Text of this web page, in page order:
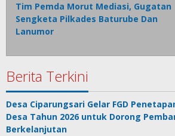
Tim Pemda Morut Mediasi, Gugatan
Sengketa Pilkades Baturube Dan
Lanumor
Berita Terkini
Desa Ciparungsari Gelar FGD
Desa Tahun 2026 untuk Dorong
Berkelanjutan